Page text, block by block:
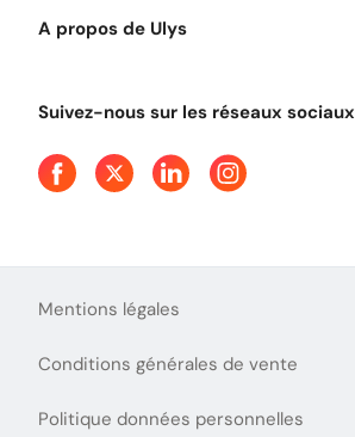
A propos de Ulys
Presse
Suivez-nous sur les réseaux sociaux
Mentions légales
Conditions générales de vente
Politique données personnelles